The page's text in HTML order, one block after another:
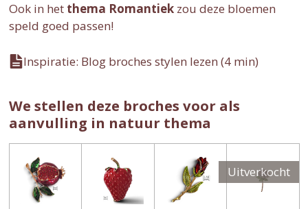
Ook in het thema Romantiekzou deze bloemen
speld goed passen!
Inspiratie: Blog broches stylen lezen (4 min)
We stellen deze broches voor als
aanvulling in natuur thema
Uitverkocht